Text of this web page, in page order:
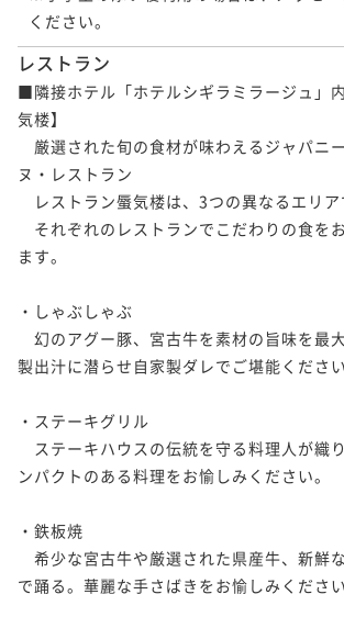
ください。
レストラン
■隣接ホテル「ホテルシギラミラージュ」
気楼】
厳選された旬の食材が味わえるジャパニ
ヌ・レストラン
レストラン蜃気楼は、3つの異なるエリア
それぞれのレストランでこだわりの食を
ます。
・しゃぶしゃぶ
幻のアグー豚、宮古牛を素材の旨味を最
製出汁に潜らせ自家製ダレでご堪能ください
・ステーキグリル
ステーキハウスの伝統を守る料理人が織
ンパクトのある料理をお愉しみください。
・鉄板焼
希少な宮古牛や厳選された県産牛、新鮮
で踊る。華麗な手さばきをお愉しみください